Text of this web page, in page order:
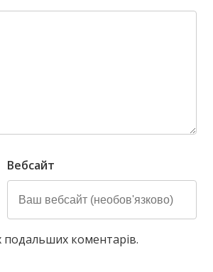
Вебсайт
подальших коментарів.